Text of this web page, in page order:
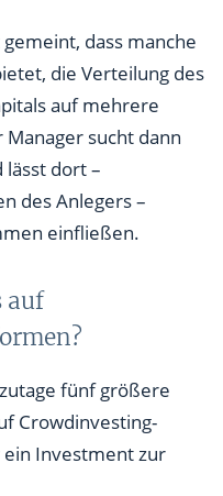
gemeint, dass manche
die Verteilung des
auf mehrere
sucht dann
lässt dort –
des Anlegers –
einfließen.
auf
fünf größere
Crowdinvesting-
Investment zur